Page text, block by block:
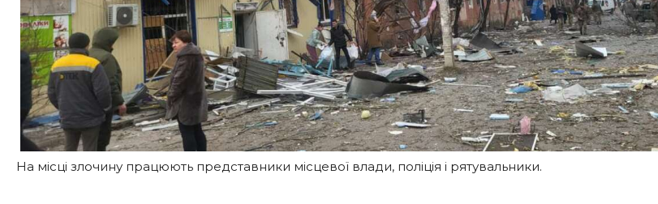
На місці злочину працюють представники місцевої влади, поліція і рятувальники.